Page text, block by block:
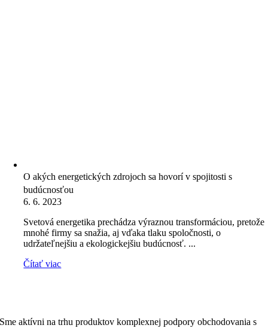
O akých energetických zdrojoch sa hovorí v spojitosti s
budúcnosťou
6. 6. 2023
Svetová energetika prechádza výraznou transformáciou, pretože
mnohé firmy sa snažia, aj vďaka tlaku spoločnosti, o
udržateľnejšiu a ekologickejšiu budúcnosť. ...
Čítať viac
Sme aktívni na trhu produktov komplexnej podpory obchodovania s